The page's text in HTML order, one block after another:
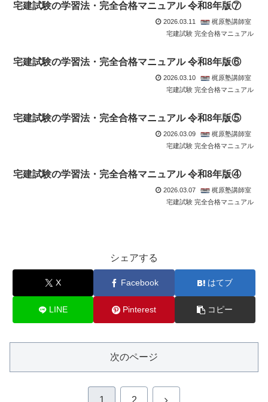
宅建試験の学習法・完全合格マニュアル 令和8年版⑦
2026.03.11
梶原塾講師室
宅建試験 完全合格マニュアル
宅建試験の学習法・完全合格マニュアル 令和8年版⑥
2026.03.10
梶原塾講師室
宅建試験 完全合格マニュアル
宅建試験の学習法・完全合格マニュアル 令和8年版⑤
2026.03.09
梶原塾講師室
宅建試験 完全合格マニュアル
宅建試験の学習法・完全合格マニュアル 令和8年版④
2026.03.07
梶原塾講師室
宅建試験 完全合格マニュアル
シェアする
X Facebook はてブ
LINE Pinterest コピー
次のページ
1 2 次